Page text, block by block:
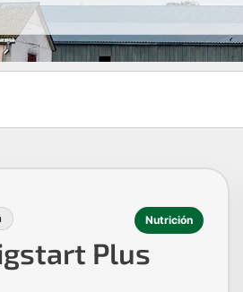
Nutrición
Plus